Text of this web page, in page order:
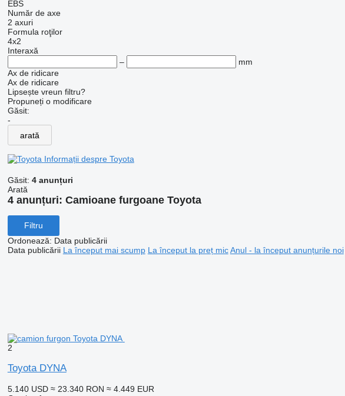
EBS
Număr de axe
2 axuri
Formula roţilor
4x2
Interaxă
–
mm
Ax de ridicare
Ax de ridicare
Lipsește vreun filtru?
Propuneți o modificare
Găsit:
-
arată
Informații despre Toyota
Găsit: 4 anunțuri
Arată
4 anunțuri: Camioane furgoane Toyota
Filtru
Ordonează: Data publicării
Data publicării La început mai scump La început la preț mic Anul - la început anunțurile noi
2
Toyota DYNA
5.140 USD ≈ 23.340 RON ≈ 4.449 EUR